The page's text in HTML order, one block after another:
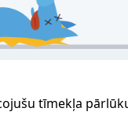
tīmekļa